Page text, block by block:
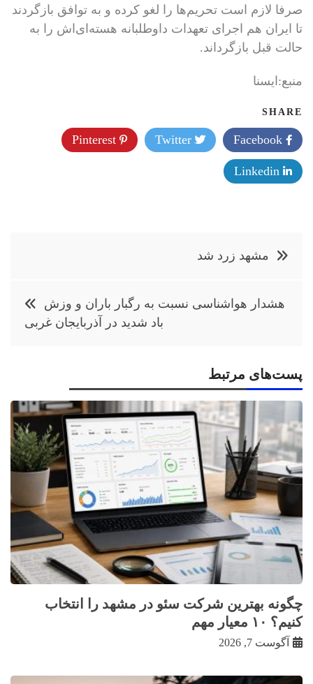
صرفا لازم است تحریم‌ها را لغو کرده و به توافق بازگردند
تا ایران هم اجرای تعهدات داوطلبانه هسته‌ای‌اش را به
حالت قبل بازگرداند.
منبع:ایسنا
SHARE
Twitter
راهبریمشهد زرد شد
هشدار هواشناسی نسبت به رگبار باران و وزش
باد شدید در آذربایجان غربی
پست‌های مرتبط
چگونه بهترین شرکت سئو در مشهد را انتخاب
کنیم؟ ۱۰ معیار مهم
آگوست 7, 2026